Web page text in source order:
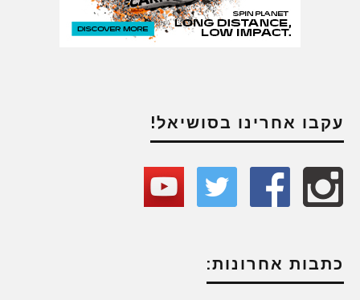
עקבו אחרינו בסושיאל!
כתבות אחרונות: